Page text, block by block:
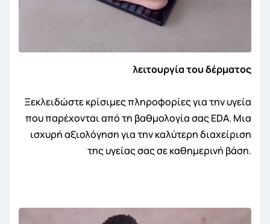
λειτουργία του δέρματος
Ξεκλειδώστε κρίσιμες πληροφορίες για την υγεία
που παρέχονται από τη βαθμολογία σας EDA. Μια
ισχυρή αξιολόγηση για την καλύτερη διαχείριση
της υγείας σας σε καθημερινή βάση.